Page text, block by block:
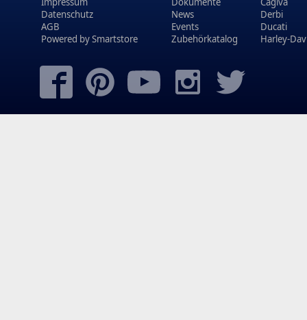
Datenschutz
AGB
Powered bySmartstore
News
Events
Zubehörkatalog
Derbi
Ducati
Harley-